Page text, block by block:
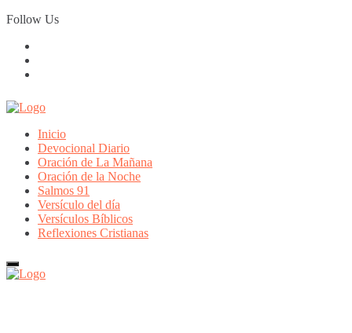
Skip
to
Follow Us
Inicio
Devocional Diario
Oración de La Mañana
Oración de la Noche
Salmos 91
Versículo del día
Versículos Bíblicos
Reflexiones Cristianas